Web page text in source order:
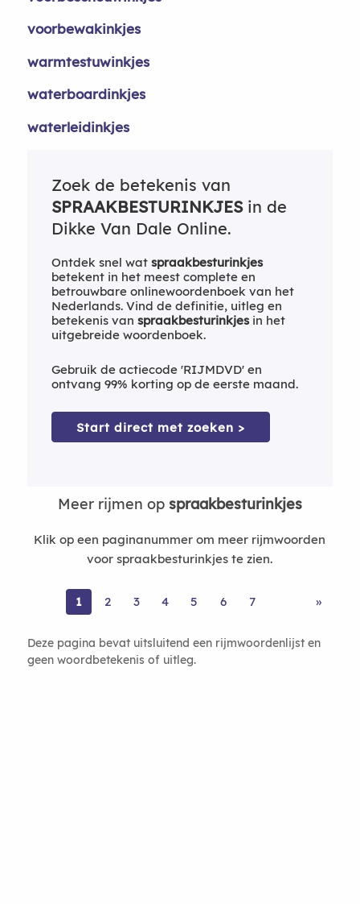
voorbewakinkjes
warmtestuwinkjes
waterboardinkjes
waterleidinkjes
Zoek de betekenis van
SPRAAKBESTURINKJESin de
Dikke Van Dale Online.
Ontdek snel wat spraakbesturinkjes
betekent in het meest complete en
betrouwbare onlinewoordenboek van het
Nederlands. Vind de definitie, uitleg en
betekenis van spraakbesturinkjesin het
uitgebreide woordenboek.
Gebruik de actiecode 'RIJMDVD' en
ontvang 99% korting op de eerste maand.
Start direct met zoeken >
Meer rijmen op spraakbesturinkjes
Klik op een paginanummer om meer rijmwoorden
voor spraakbesturinkjes te zien.
1 2 3 4 5 6 7 »
Deze pagina bevat uitsluitend een rijmwoordenlijst en
geen woordbetekenis of uitleg.